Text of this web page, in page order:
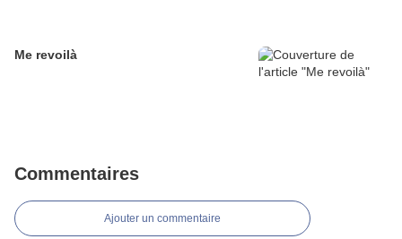
Me revoilà
Commentaires
Ajouter un commentaire